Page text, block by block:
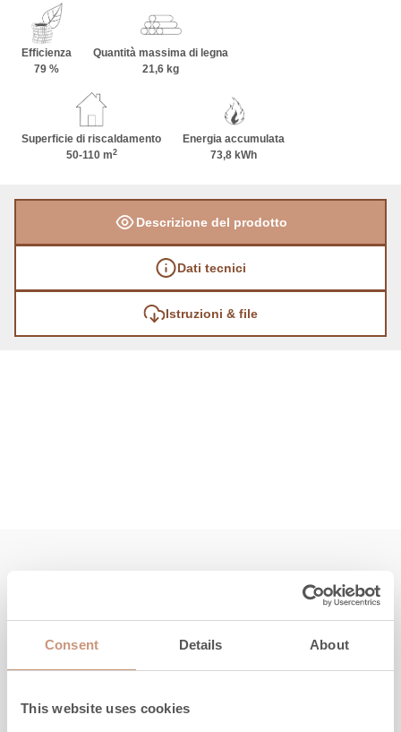
Consent Details About
This website uses cookies
Efficienza
79 %
Quantità massima di legna
21,6 kg
Superficie di riscaldamento
50-110 m2
Energia accumulata
73,8 kWh
Descrizione del prodotto
Dati tecnici
Istruzioni & file
Conosci anche tu